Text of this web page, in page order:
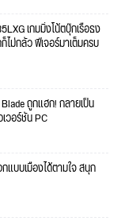
เกมมิ่งโน้ตบุ๊กเรือธง
ม่กลัว ฟีเจอร์มาเต็มครบ
ถูกแฮก! กลายเป็น
วอร์ชัน PC
แบบเมืองได้ตามใจ สนุก